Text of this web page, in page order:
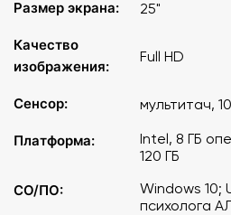
Система хранения (3 выдвижных
4 шт.)
Комплект ручных балансиров
Комплект ручных балансиров для
Комплект ручных балансиров
Шумовой набор «Шумотрон»
Размер экрана: 25"
Качество
изображения:
Full HD
Сенсор: мультитач,
Платформа:
Intel, 8 ГБ
120 ГБ
СО/ПО:
Windows 10;
психолога